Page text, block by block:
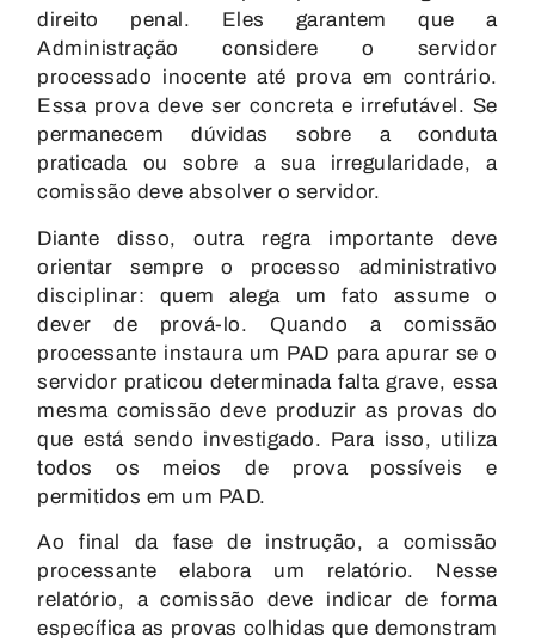
direito penal. Eles garantem que a
Administração considere o servidor
processado inocente até prova em contrário.
Essa prova deve ser concreta e irrefutável. Se
permanecem dúvidas sobre a conduta
praticada ou sobre a sua irregularidade, a
comissão deve absolver o servidor.
Diante disso, outra regra importante deve
orientar sempre o processo administrativo
disciplinar: quem alega um fato assume o
dever de prová-lo. Quando a comissão
processante instaura um PAD para apurar se o
servidor praticou determinada falta grave, essa
mesma comissão deve produzir as provas do
que está sendo investigado. Para isso, utiliza
todos os meios de prova possíveis e
permitidos em um PAD.
Ao final da fase de instrução, a comissão
processante elabora um relatório. Nesse
relatório, a comissão deve indicar de forma
específica as provas colhidas que demonstram